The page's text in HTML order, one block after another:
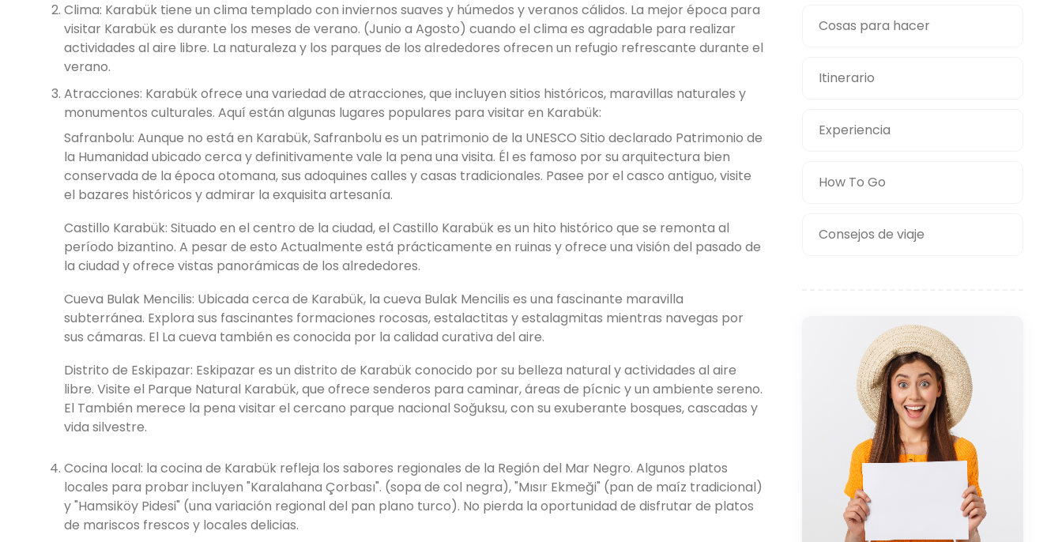
Clima: Karabük tiene un clima templado con inviernos suaves y húmedos y veranos cálidos. La mejor época para
visitar Karabük es durante los meses de verano. (Junio ​​a Agosto) cuando el clima es agradable para realizar
actividades al aire libre. La naturaleza y los parques de los alrededores ofrecen un refugio refrescante durante el
verano.
Atracciones: Karabük ofrece una variedad de atracciones, que incluyen sitios históricos, maravillas naturales y
monumentos culturales. Aquí están algunas lugares populares para visitar en Karabük:
Safranbolu: Aunque no está en Karabük, Safranbolu es un patrimonio de la UNESCO Sitio declarado Patrimonio de
la Humanidad ubicado cerca y definitivamente vale la pena una visita. Él es famoso por su arquitectura bien
conservada de la época otomana, sus adoquines calles y casas tradicionales. Pasee por el casco antiguo, visite
el bazares históricos y admirar la exquisita artesanía.
Castillo Karabük: Situado en el centro de la ciudad, el Castillo Karabük es un hito histórico que se remonta al
período bizantino. A pesar de esto Actualmente está prácticamente en ruinas y ofrece una visión del pasado de
la ciudad y ofrece vistas panorámicas de los alrededores.
Cueva Bulak Mencilis: Ubicada cerca de Karabük, la cueva Bulak Mencilis es una fascinante maravilla
subterránea. Explora sus fascinantes formaciones rocosas, estalactitas y estalagmitas mientras navegas por
sus cámaras. El La cueva también es conocida por la calidad curativa del aire.
Distrito de Eskipazar: Eskipazar es un distrito de Karabük conocido por su belleza natural y actividades al aire
libre. Visite el Parque Natural Karabük, que ofrece senderos para caminar, áreas de pícnic y un ambiente sereno.
El También merece la pena visitar el cercano parque nacional Soğuksu, con su exuberante bosques, cascadas y
vida silvestre.
Cocina local: la cocina de Karabük refleja los sabores regionales de la Región del Mar Negro. Algunos platos
locales para probar incluyen "Karalahana Çorbası". (sopa de col negra), "Mısır Ekmeği" (pan de maíz tradicional)
y "Hamsiköy Pidesi" (una variación regional del pan plano turco). No pierda la oportunidad de disfrutar de platos
de mariscos frescos y locales delicias.
Cosas para hacer
Itinerario
Experiencia
How To Go
Consejos de viaje